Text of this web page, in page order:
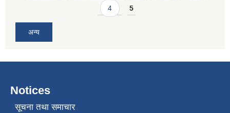
4 5
अन्य
Notices
सूचना तथा समाचार